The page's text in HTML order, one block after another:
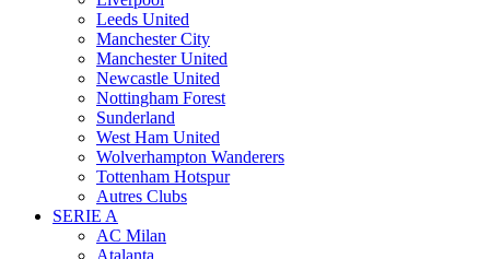
Leeds United
Manchester City
Manchester United
Newcastle United
Nottingham Forest
Sunderland
West Ham United
Wolverhampton Wanderers
Tottenham Hotspur
Autres Clubs
SERIE A
AC Milan